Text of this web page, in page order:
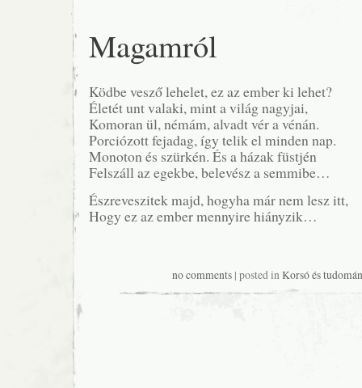
Magamról
Ködbe vesző lehelet, ez az ember ki lehet?
Életét unt valaki, mint a világ nagyjai,
Komoran ül, némám, alvadt vér a vénán.
Porciózott fejadag, így telik el minden nap.
Monoton és szürkén. És a házak füstjén
Felszáll az egekbe, belevész a semmibe…
Észreveszitek majd, hogyha már nem lesz itt,
Hogy ez az ember mennyire hiányzik…
no comments | posted inKorsó és